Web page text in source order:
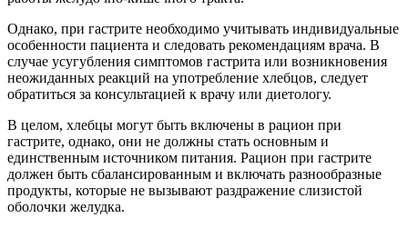
Однако, при гастрите необходимо учитывать индивидуальные
особенности пациента и следовать рекомендациям врача. В
случае усугубления симптомов гастрита или возникновения
неожиданных реакций на употребление хлебцов, следует
обратиться за консультацией к врачу или диетологу.
В целом, хлебцы могут быть включены в рацион при
гастрите, однако, они не должны стать основным и
единственным источником питания. Рацион при гастрите
должен быть сбалансированным и включать разнообразные
продукты, которые не вызывают раздражение слизистой
оболочки желудка.